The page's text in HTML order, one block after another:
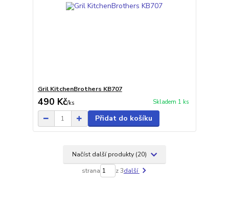
Gril KitchenBrothers KB707
490 Kč/ks Skladem 1 ks
Přidat do košíku
Načíst další produkty (20)
strana z 3další